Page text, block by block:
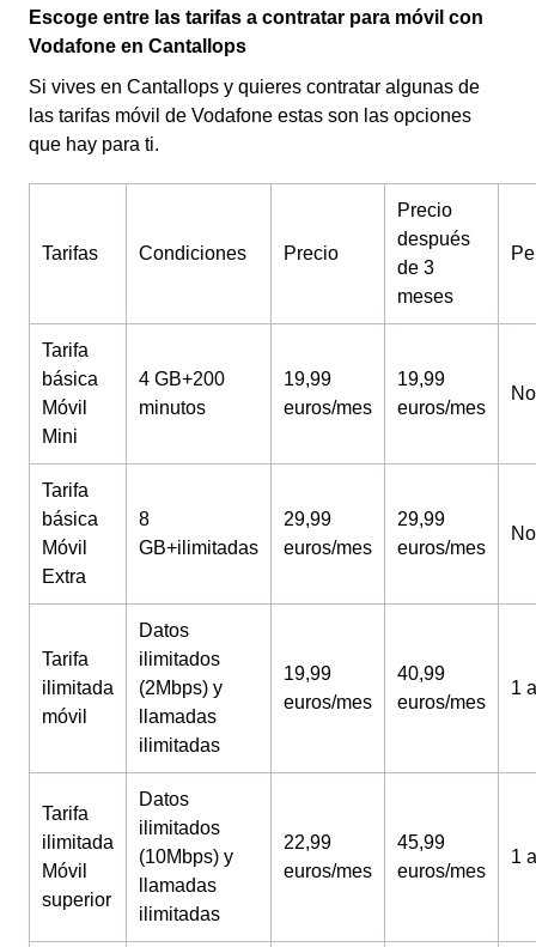
Escoge entre las tarifas a contratar para móvil con
Vodafone en Cantallops
Si vives en Cantallops y quieres contratar algunas de
las tarifas móvil de Vodafone estas son las opciones
que hay para ti.
Tarifas Condiciones Precio
Precio
después
de 3
meses
Tarifa
básica
Móvil
Mini
4 GB+200
minutos
19,99
euros/mes
19,99
euros/mes
No
Tarifa
básica
Móvil
Extra
8
GB+ilimitadas
29,99
euros/mes
29,99
euros/mes
No
Tarifa
ilimitada
móvil
Datos
ilimitados
(2Mbps) y
llamadas
ilimitadas
19,99
euros/mes
40,99
euros/mes
1
Tarifa
ilimitada
Móvil
superior
Datos
ilimitados
(10Mbps) y
llamadas
ilimitadas
22,99
euros/mes
45,99
euros/mes
1